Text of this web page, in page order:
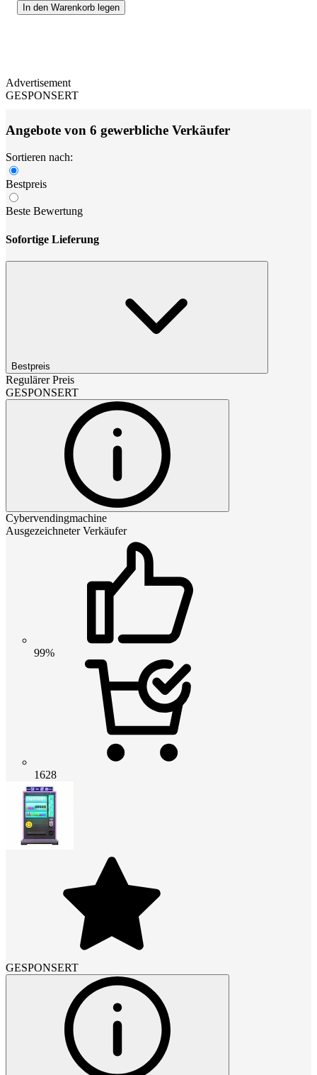
In den Warenkorb legen
Advertisement
GESPONSERT
Angebote von 6 gewerbliche Verkäufer
Sortieren nach:
Bestpreis
Beste Bewertung
Sofortige Lieferung
Bestpreis
Regulärer Preis
GESPONSERT
Cybervendingmachine
Ausgezeichneter Verkäufer
99%
1628
GESPONSERT